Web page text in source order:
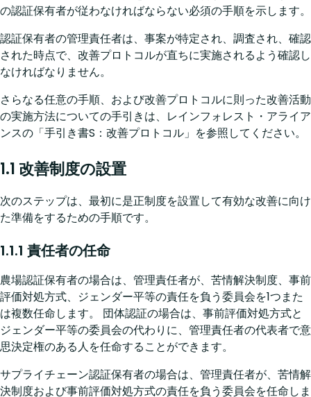
の認証保有者が従わなければならない必須の手順を示します。
認証保有者の管理責任者は、事案が特定され、調査され、確認
された時点で、改善プロトコルが直ちに実施されるよう確認し
なければなりません。
さらなる任意の手順、および改善プロトコルに則った改善活動
の実施方法についての手引きは、レインフォレスト・アライア
ンスの「手引き書S：改善プロトコル」を参照してください。
1.1 改善制度の設置
次のステップは、最初に是正制度を設置して有効な改善に向け
た準備をするための手順です。
1.1.1 責任者の任命
農場認証保有者の場合は、管理責任者が、苦情解決制度、事前
評価対処方式、ジェンダー平等の責任を負う委員会を1つまた
は複数任命します。 団体認証の場合は、事前評価対処方式と
ジェンダー平等の委員会の代わりに、管理責任者の代表者で意
思決定権のある人を任命することができます。
サプライチェーン認証保有者の場合は、管理責任者が、苦情解
決制度および事前評価対処方式の責任を負う委員会を任命しま